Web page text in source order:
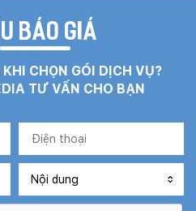
BÁO GIÁ
CHỌN GÓI DỊCH VỤ?
TƯ VẤN CHO BẠN